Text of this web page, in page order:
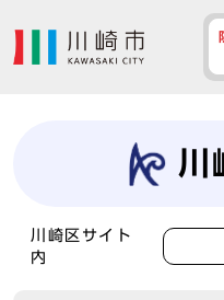
川
川崎区サイト
内